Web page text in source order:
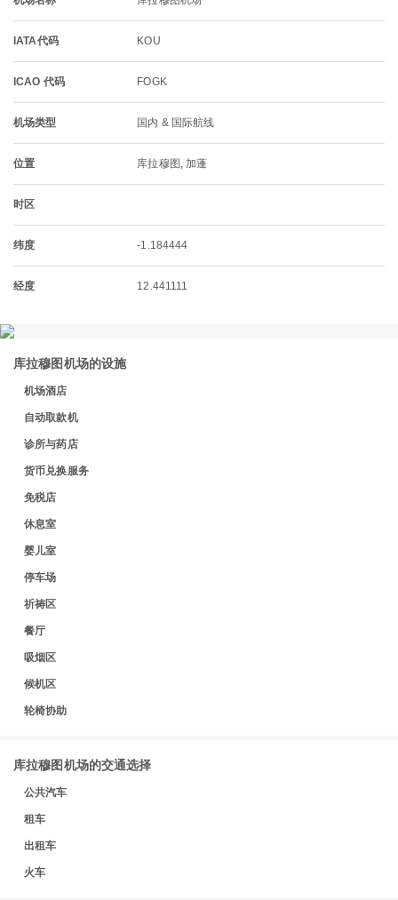
IATA代码 KOU
ICAO 代码 FOGK
机场类型 国内 & 国际航线
位置 库拉穆图, 加蓬
时区
纬度 -1.184444
经度 12.441111
库拉穆图机场的设施
机场酒店
自动取款机
诊所与药店
货币兑换服务
免税店
休息室
婴儿室
停车场
祈祷区
餐厅
吸烟区
候机区
轮椅协助
库拉穆图机场的交通选择
公共汽车
租车
出租车
火车